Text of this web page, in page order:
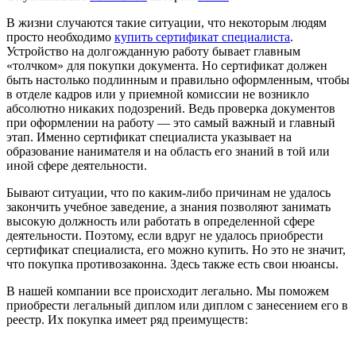
В жизни случаются такие ситуации, что некоторым людям
просто необходимо купить сертификат специалиста.
Устройство на долгожданную работу бывает главным
«толчком» для покупки документа. Но сертификат должен
быть настолько подлинным и правильно оформленным, чтобы
в отделе кадров или у приемной комиссии не возникло
абсолютно никаких подозрений. Ведь проверка документов
при оформлении на работу — это самый важный и главный
этап. Именно сертификат специалиста указывает на
образование нанимателя и на область его знаний в той или
иной сфере деятельности.
Бывают ситуации, что по каким-либо причинам не удалось
закончить учебное заведение, а знания позволяют занимать
высокую должность или работать в определенной сфере
деятельности. Поэтому, если вдруг не удалось приобрести
сертификат специалиста, его можно купить. Но это не значит,
что покупка противозаконна. Здесь также есть свои нюансы.
В нашей компании все происходит легально. Мы поможем
приобрести легальный диплом или диплом с занесением его в
реестр. Их покупка имеет ряд преимуществ: